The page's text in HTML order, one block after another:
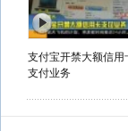
支付宝开禁大额信用
支付业务